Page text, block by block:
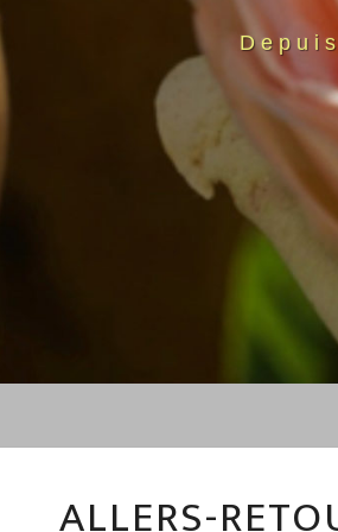
ALLERS-